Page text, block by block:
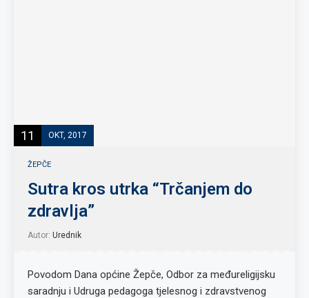
11 OKT, 2017
ŽEPČE
Sutra kros utrka “Trčanjem do
zdravlja”
Autor: Urednik
Povodom Dana općine Žepče, Odbor za međureligijsku
saradnju i Udruga pedagoga tjelesnog i zdravstvenog